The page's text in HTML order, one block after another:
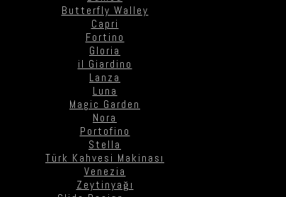
Butterfly Walley
Capri
Fortino
Gloria
il Giardino
Lanza
Luna
Magic Garden
Nora
Portofino
Stella
Türk Kahvesi Makinası
Venezia
Zeytinyağı